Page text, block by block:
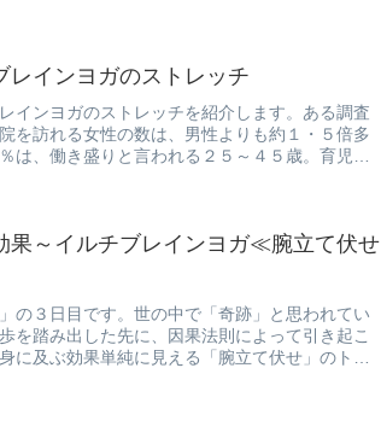
レインヨガのストレッチ
インヨガのストレッチを紹介します。ある調査
を訪れる女性の数は、男性よりも約１・５倍多
は、働き盛りと言われる２５～４５歳。育児や
果～イルチブレインヨガ≪腕立て伏せ
の３日目です。世の中で「奇跡」と思われてい
を踏み出した先に、因果法則によって引き起こ
及ぶ効果単純に見える「腕立て伏せ」のトレ